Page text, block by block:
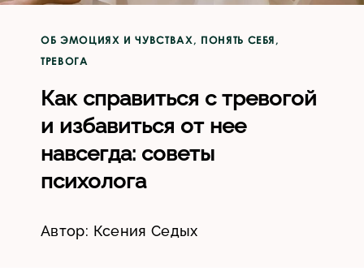
ОБ ЭМОЦИЯХ И ЧУВСТВАХ, ПОНЯТЬ СЕБЯ,
ТРЕВОГА
Как справиться с тревогой
и избавиться от нее
навсегда: советы
психолога
Автор: Ксения Седых